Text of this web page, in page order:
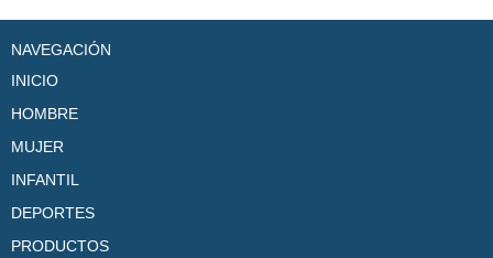
NAVEGACIÓN
INICIO
HOMBRE
MUJER
INFANTIL
DEPORTES
PRODUCTOS